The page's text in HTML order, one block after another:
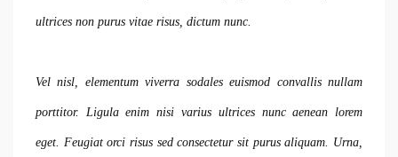
ultrices non purus vitae risus, dictum nunc.
Vel nisl, elementum viverra sodales euismod convallis nullam
porttitor. Ligula enim nisi varius ultrices nunc aenean lorem
eget. Feugiat orci risus sed consectetur sit purus aliquam. Urna,